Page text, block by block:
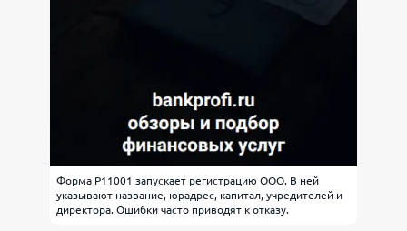
Форма Р11001 запускает регистрацию ООО. В ней
указывают название, юрадрес, капитал, учредителей и
директора. Ошибки часто приводят к отказу.